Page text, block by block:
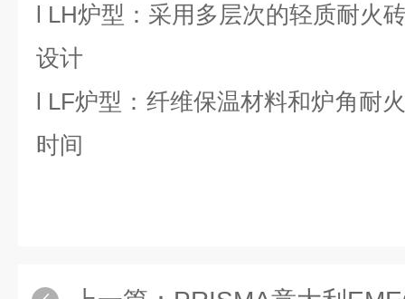
l LH炉型：采用多层次的轻质耐火
设计
l LF炉型：纤维保温材料和炉角耐
时间